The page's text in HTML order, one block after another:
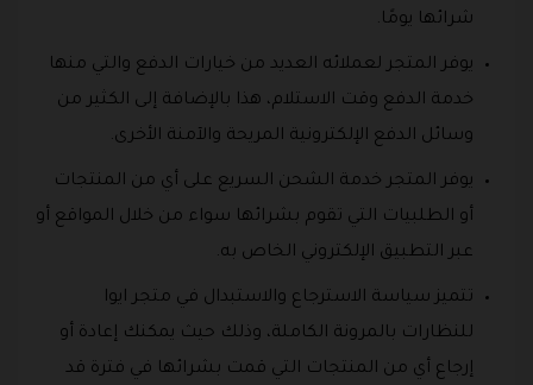
شرائها يومًا.
يوفر المتجر لعملائه العديد من خيارات الدفع والتي منها
خدمة الدفع وقت الاستلام، هذا بالإضافة إلى الكثير من
وسائل الدفع الإلكترونية المريحة والآمنة الأخرى.
يوفر المتجر خدمة الشحن السريع على أي من المنتجات
أو الطلبيات التي تقوم بشرائها سواء من خلال المواقع أو
عبر التطبيق الإلكتروني الخاص به.
تتميز سياسة الاسترجاع والاستبدال في متجر ايوا
للنظارات بالمرونة الكاملة، وذلك حيث يمكنك إعادة أو
إرجاع أي من المنتجات التي قمت بشرائها في فترة قد